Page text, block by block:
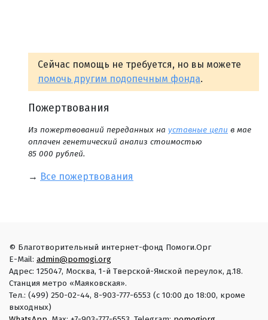
Сейчас помощь не требуется, но вы можете
помочь другим подопечным фонда.
Пожертвования
Из пожертвований переданных на уставные цели в мае
оплачен генетический анализ стоимостью
85 000 рублей.
→ Все пожертвования
© Благотворительный интернет-фонд Помоги.Орг
E-Mail: admin@pomogi.org
Адрес: 125047, Москва, 1-й Тверской-Ямской переулок, д.18.
Станция метро «Маяковская».
Тел.: (499) 250-02-44, 8-903-777-6553 (с 10:00 до 18:00, кроме
выходных)